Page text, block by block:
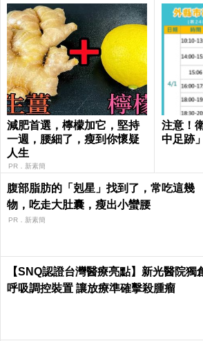
減肥首選，檸檬加它，堅持
一週，腰細了，瘦到你懷疑
人生
PR．新素簡
注意！
中足跡」
腹部脂肪的「剋星」找到了，常吃這幾
物，吃走大肚囊，瘦出小蠻腰
PR．新素簡
【SNQ認證台灣醫療亮點】新光醫院獨
呼吸調控裝置 讓放療準確擊殺腫瘤